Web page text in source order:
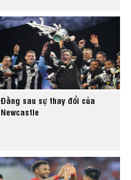
Đằng sau sự thay đổi của
Newcastle